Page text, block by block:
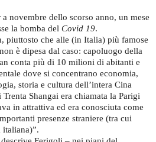
novembre dello scorso anno, un mese
la bomba del Covid 19.
piuttosto che alle (in Italia) più famose
è dipesa dal caso: capoluogo della
conta più di 10 milioni di abitanti e
dove si concentrano economia,
storia e cultura dell’intera Cina
Shangai era chiamata la Parigi
in attrattiva ed era conosciuta come
presenze straniere (tra cui
italiana)”.